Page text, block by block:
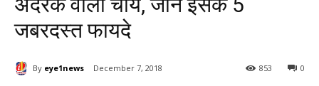
जबरदस्त फायदे
By eye1news December 7, 2018 0
853